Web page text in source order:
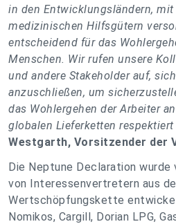
in den Entwicklungsländern,
medizinischen Hilfsgütern
entscheidend für das
Menschen. Wir rufen unsere
und andere Stakeholder auf,
anzuschließen, um
das Wohlergehen der Arbeiter
globalen Lieferketten respektiert
Westgarth, Vorsitzender der
Die Neptune Declaration wurde
von Interessenvertretern aus
Wertschöpfungskette
Nomikos, Cargill, Dorian LPG,